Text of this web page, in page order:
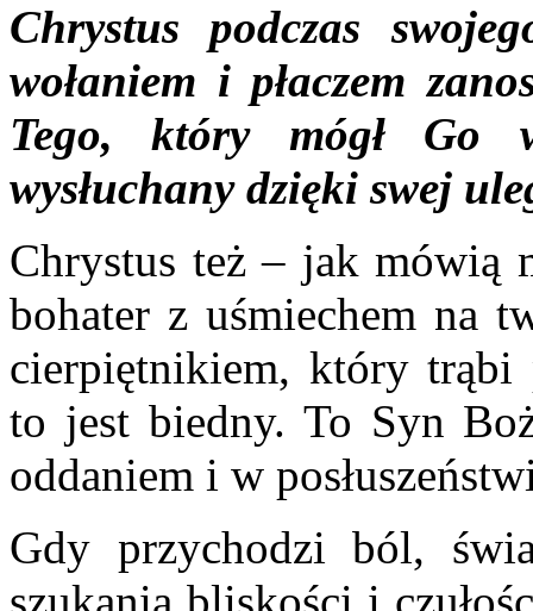
Chrystus podczas
wołaniem i płaczem
Tego, który mógł Go
wysłuchany dzięki swej
Chrystus też – jak mówią
bohater z uśmiechem na
cierpiętnikiem, który
to jest biedny. To Syn
oddaniem i w
Gdy przychodzi ból,